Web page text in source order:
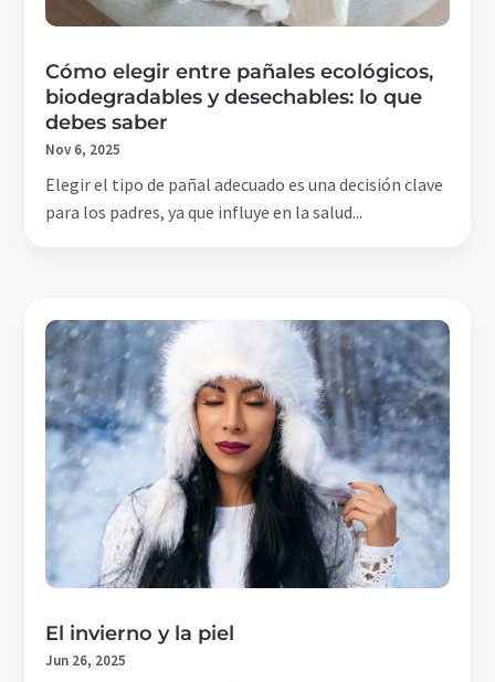
Cómo elegir entre pañales ecológicos,
biodegradables y desechables: lo que
debes saber
Nov 6, 2025
Elegir el tipo de pañal adecuado es una decisión clave
para los padres, ya que influye en la salud...
El invierno y la piel
Jun 26, 2025